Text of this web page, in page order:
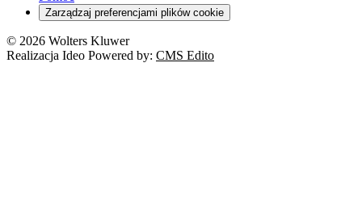
Zarządzaj preferencjami plików cookie
© 2026 Wolters Kluwer
Realizacja Ideo Powered by: CMS Edito